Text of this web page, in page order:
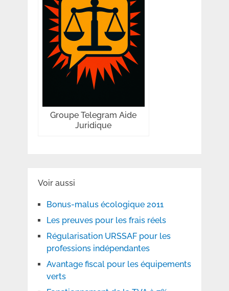
Groupe Telegram Aide
Juridique
Voir aussi
Bonus-malus écologique 2011
Les preuves pour les frais réels
Régularisation URSSAF pour les
professions indépendantes
Avantage fiscal pour les équipements
verts